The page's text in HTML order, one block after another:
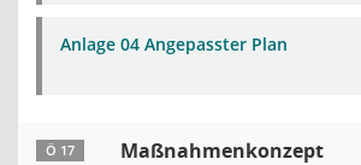
Anlage 04 Angepasster Plan
Ö 17
Maßnahmenkonzept